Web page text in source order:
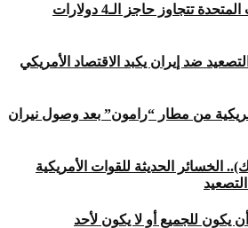
أسعار البنزين في الولايات المتحدة تتجاوز حاجز الـ4 دولارات
ضد إيران يكبد الاقتصاد الأمريكي
من مطار “رامون” بعد وصول نيران
الخسائر الحديثة للقوات الأمريكية
يكون للجميع أو لا يكون لأحد